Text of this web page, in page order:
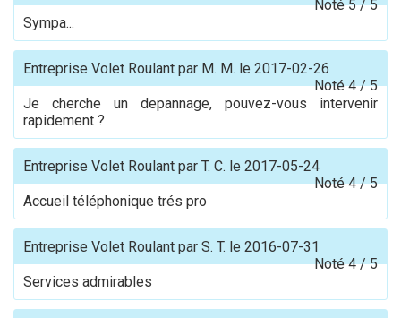
Noté5/5
Sympa...
Entreprise Volet Roulant par M. M. le 2017-02-26
Noté4/5
Je cherche un depannage, pouvez-vous intervenir
rapidement ?
Entreprise Volet Roulant par T. C. le 2017-05-24
Noté4/5
Accueil téléphonique trés pro
Entreprise Volet Roulant par S. T. le 2016-07-31
Noté4/5
Services admirables